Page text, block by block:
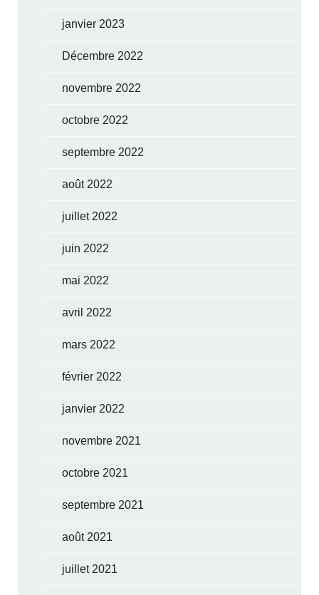
janvier 2023
Décembre 2022
novembre 2022
octobre 2022
septembre 2022
août 2022
juillet 2022
juin 2022
mai 2022
avril 2022
mars 2022
février 2022
janvier 2022
novembre 2021
octobre 2021
septembre 2021
août 2021
juillet 2021